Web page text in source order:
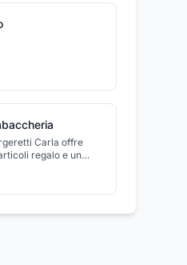
Carla offre
regalo e un
delle migliori
di tabacco. Inoltre
GTT, TNT